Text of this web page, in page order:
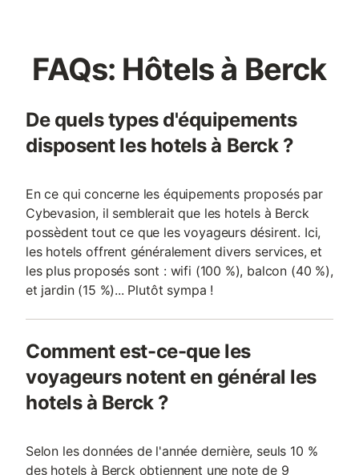
FAQs: Hôtels à Berck
De quels types d'équipements
disposent les hotels à Berck ?
En ce qui concerne les équipements proposés par
Cybevasion, il semblerait que les hotels à Berck
possèdent tout ce que les voyageurs désirent. Ici,
les hotels offrent généralement divers services, et
les plus proposés sont : wifi (100 %), balcon (40 %),
et jardin (15 %)... Plutôt sympa !
Comment est-ce-que les
voyageurs notent en général les
hotels à Berck ?
Selon les données de l'année dernière, seuls 10 %
des hotels à Berck obtiennent une note de 9